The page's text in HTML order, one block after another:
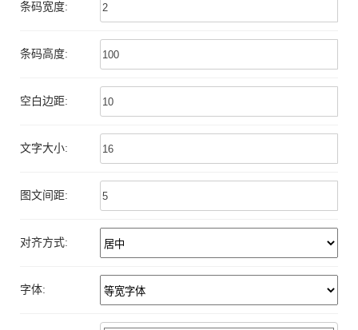
条码宽度:
条码高度:
空白边距:
文字大小:
图文间距:
对齐方式:
字体: